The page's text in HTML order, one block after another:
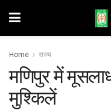
Home राज्य
मणिपुर में
मुश्किलें